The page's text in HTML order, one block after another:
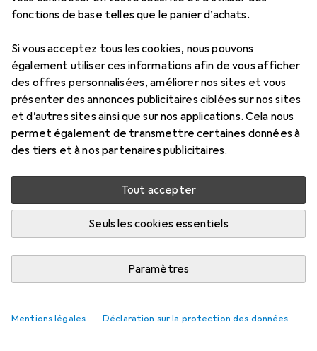
fonctions de base telles que le panier d’achats.
Si vous acceptez tous les cookies, nous pouvons
également utiliser ces informations afin de vous afficher
des offres personnalisées, améliorer nos sites et vous
présenter des annonces publicitaires ciblées sur nos sites
et d’autres sites ainsi que sur nos applications. Cela nous
permet également de transmettre certaines données à
des tiers et à nos partenaires publicitaires.
Tout accepter
Seuls les cookies essentiels
Paramètres
Mentions légales Déclaration sur la protection des données
Accessoires pour Ravensburger
Gelini à l'Oktoberfest
Ici, vous trouverez des accessoires compatibles avec le
produit Ravensburger Gelini à l'Oktoberfest.
Pertinence
Liste des produits
Aucun produit trouvé